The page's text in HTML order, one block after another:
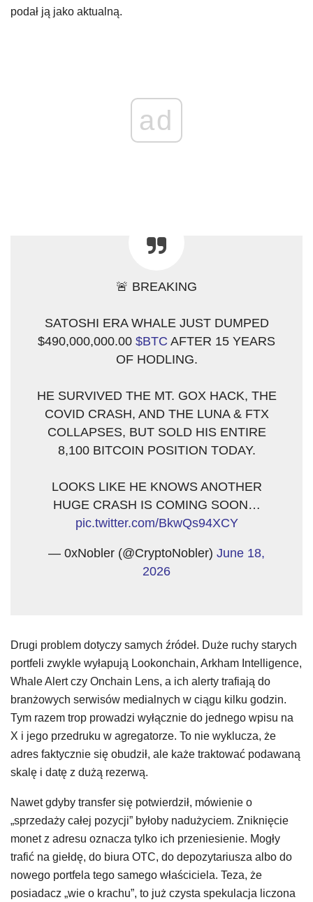
podał ją jako aktualną.
ad
🚨 BREAKING
SATOSHI ERA WHALE JUST DUMPED
$490,000,000.00 $BTC AFTER 15 YEARS
OF HODLING.
HE SURVIVED THE MT. GOX HACK, THE
COVID CRASH, AND THE LUNA & FTX
COLLAPSES, BUT SOLD HIS ENTIRE
8,100 BITCOIN POSITION TODAY.
LOOKS LIKE HE KNOWS ANOTHER
HUGE CRASH IS COMING SOON…
pic.twitter.com/BkwQs94XCY
— 0xNobler (@CryptoNobler) June 18,
2026
Drugi problem dotyczy samych źródeł. Duże ruchy starych
portfeli zwykle wyłapują Lookonchain, Arkham Intelligence,
Whale Alert czy Onchain Lens, a ich alerty trafiają do
branżowych serwisów medialnych w ciągu kilku godzin.
Tym razem trop prowadzi wyłącznie do jednego wpisu na
X i jego przedruku w agregatorze. To nie wyklucza, że
adres faktycznie się obudził, ale każe traktować podawaną
skalę i datę z dużą rezerwą.
Nawet gdyby transfer się potwierdził, mówienie o
„sprzedaży całej pozycji” byłoby nadużyciem. Zniknięcie
monet z adresu oznacza tylko ich przeniesienie. Mogły
trafić na giełdę, do biura OTC, do depozytariusza albo do
nowego portfela tego samego właściciela. Teza, że
posiadacz „wie o krachu”, to już czysta spekulacja liczona